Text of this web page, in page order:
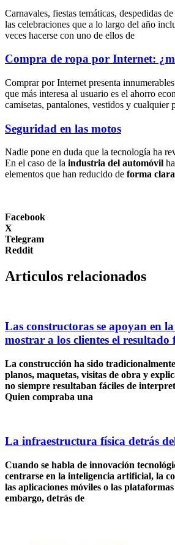
Carnavales, fiestas temáticas, despedidas
las celebraciones que a lo largo del año
veces hacerse con uno de ellos de
Compra de ropa por Internet:
Comprar por Internet presenta
que más interesa al usuario es el ahorro
camisetas, pantalones, vestidos y cualquier
Seguridad en las motos
Nadie pone en duda que la tecnología ha
En el caso de la industria del automóvil
elementos que han reducido de forma
Facebook
X
Telegram
Reddit
Articulos relacionados
Las constructoras se apoyan en
mostrar a los clientes el resultado
La construcción ha sido
planos, maquetas, visitas de obra y
no siempre resultaban fáciles de
Quien compraba una
La infraestructura física detrás
Cuando se habla de innovación
centrarse en la inteligencia artificial, la
las aplicaciones móviles o las
embargo, detrás de